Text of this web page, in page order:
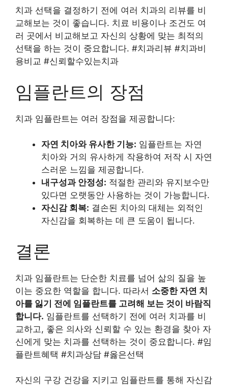
치과 선택을 결정하기 전에 여러 치과의 리뷰를 비
교해보는 것이 좋습니다. 치료 비용이나 조건도 여
러 곳에서 비교해보고 자신의 상황에 맞는 최적의
선택을 하는 것이 중요합니다. #치과리뷰 #치과비
용비교 #신뢰할수있는치과
임플란트의 장점
치과 임플란트는 여러 장점을 제공합니다:
자연 치아와 유사한 기능: 임플란트는 자연
치아와 거의 유사하게 작용하여 저작 시 자연
스러운 느낌을 제공합니다.
내구성과 안정성: 적절한 관리와 유지보수만
있다면 오랫동안 사용하는 것이 가능합니다.
자신감 회복: 결손된 치아의 대체는 외적인
자신감을 회복하는 데 큰 도움이 됩니다.
결론
치과 임플란트는 단순한 치료를 넘어 삶의 질을 높
이는 중요한 역할을 합니다. 따라서 소중한 자연 치
아를 잃기 전에 임플란트를 고려해 보는 것이 바람직
합니다. 임플란트를 선택하기 전에 여러 치과를 비
교하고, 좋은 의사와 신뢰할 수 있는 환경을 찾아 자
신에게 맞는 치과를 선택하는 것이 중요합니다. #임
플란트혜택 #치과상담 #옳은선택
자신의 구강 건강을 지키고 임플란트를 통해 자신감